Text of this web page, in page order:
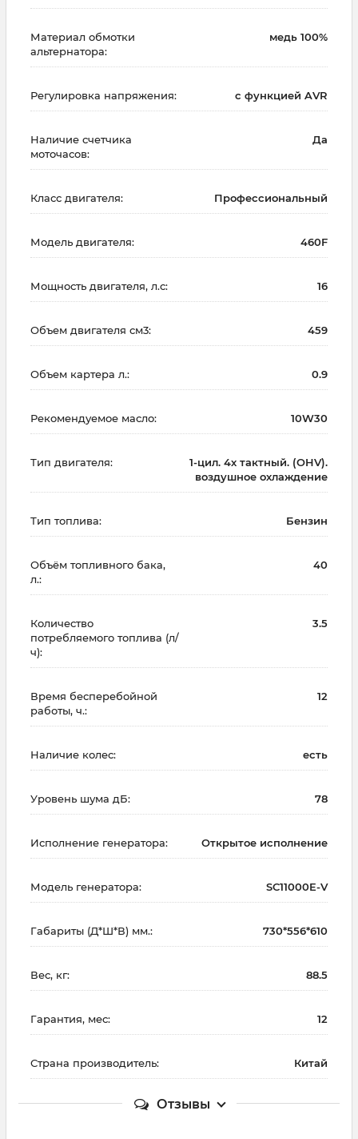
Материал обмотки
альтернатора:
медь 100%
Регулировка напряжения: с функцией AVR
Наличие счетчика
моточасов:
Да
Класс двигателя: Профессиональный
Модель двигателя: 460F
Мощность двигателя, л.с: 16
Объем двигателя см3: 459
Объем картера л.: 0.9
Рекомендуемое масло: 10W30
Тип двигателя:
1-цил. 4х тактный. (OHV).
воздушное охлаждение
Тип топлива: Бензин
Объём топливного бака,
л.:
40
Количество
потребляемого топлива (л/
ч):
3.5
Время бесперебойной
работы, ч.:
12
Наличие колес: есть
Уровень шума дБ: 78
Исполнение генератора: Открытое исполнение
Модель генератора: SC11000E-V
Габариты (Д*Ш*В) мм.: 730*556*610
Вес, кг: 88.5
Гарантия, мес: 12
Страна производитель: Китай
Отзывы